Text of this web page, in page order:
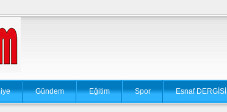
Gündem Eğitim Spor Esnaf DERGİSİ